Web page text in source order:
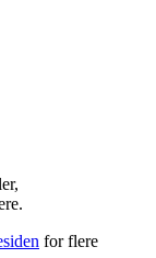
for flere